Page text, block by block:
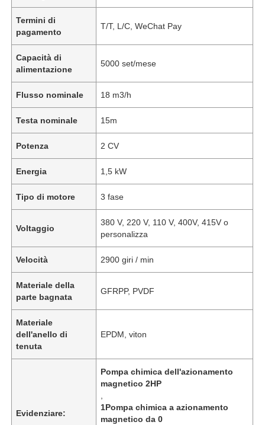
Termini di
pagamento
T/T, L/C, WeChat Pay
Capacità di
alimentazione
5000 set/mese
Flusso nominale 18 m3/h
Testa nominale 15m
Potenza 2 CV
Energia 1,5 kW
Tipo di motore 3 fase
Voltaggio
380 V, 220 V, 110 V, 400V, 415V o
personalizza
Velocità 2900 giri / min
Materiale della
parte bagnata
GFRPP, PVDF
Materiale
dell'anello di
tenuta
EPDM, viton
Evidenziare:
Pompa chimica dell'azionamento
magnetico 2HP
1Pompa chimica a azionamento
magnetico da 0